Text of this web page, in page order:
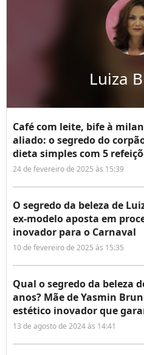
Luiza
Café com leite, bife à
aliado: o segredo do
dieta simples com 5
24 de fevereiro de 2025 às 15:39
O segredo da beleza de
ex-modelo aposta em
inovador para o Carnaval
10 de fevereiro de 2025 às 15:35
Qual o segredo da beleza
anos? Mãe de Yasmin
estético inovador que
13 de agosto de 2024 às 14:41